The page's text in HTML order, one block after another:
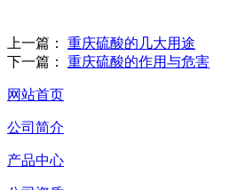
上一篇： 重庆硫酸的几大用途
下一篇： 重庆硫酸的作用与危害
网站首页
公司简介
产品中心